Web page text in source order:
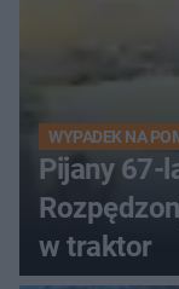
WYPADEK NA
Pijany 67-
w traktor